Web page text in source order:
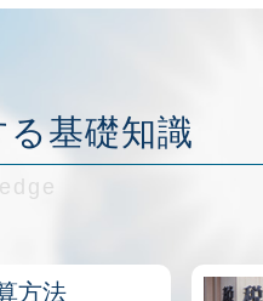
基礎知識
方法